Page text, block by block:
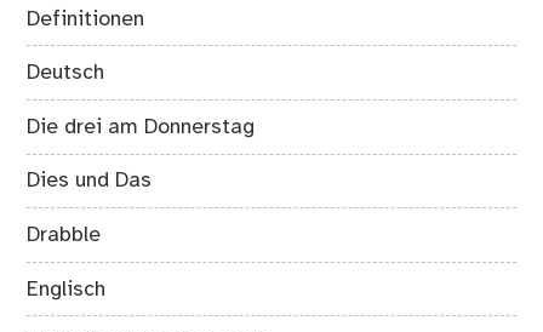
Definitionen
Deutsch
Die drei am Donnerstag
Dies und Das
Drabble
Englisch